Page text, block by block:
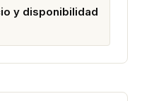
y disponibilidad